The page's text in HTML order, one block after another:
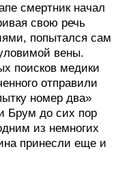
смертник начал
свою речь
попытался сам
вены.
поисков медики
отправили
номер два»
Брум до сих пор
из немногих
принесли еще и